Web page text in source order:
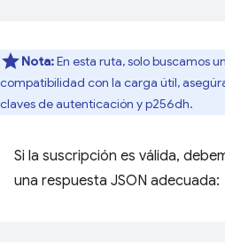
Nota:En esta ruta, solo buscamos
compatibilidad con la carga útil,
claves de autenticación y p256dh.
Si la suscripción es válida,
una respuesta JSON adecuada: